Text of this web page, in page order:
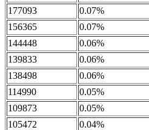
177093
0.07%
156365
0.07%
144448
0.06%
139833
0.06%
138498
0.06%
114990
0.05%
109873
0.05%
105472
0.04%